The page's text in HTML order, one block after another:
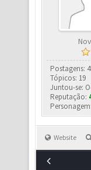
Postagens:
Tópicos: 19
Juntou-se:
Reputação:
Website